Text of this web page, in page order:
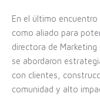
En el último encuentro
como aliado para
directora de
se abordaron
con clientes,
comunidad y alto